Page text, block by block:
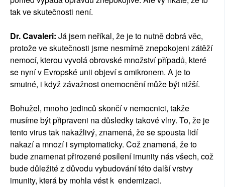
tak ve skutečnosti není.
Dr. Cavaleri: Já jsem neříkal, že je to nutně dobrá věc,
protože ve skutečnosti jsme nesmírně znepokojeni zátěží
nemocí, kterou vyvolá obrovské množství případů, které
se nyní v Evropské unii objeví s omikronem. A je to
smutné, i když závažnost onemocnění může být nižší.
Bohužel, mnoho jedinců skončí v nemocnici, takže
musíme být připraveni na důsledky takové vlny. To, že je
tento virus tak nakažlivý, znamená, že se spousta lidí
nakazí a mnozí i symptomaticky. Což znamená, že to
bude znamenat přirozené posílení imunity nás všech, což
bude důležité z důvodu vybudování této další vrstvy
imunity, která by mohla vést k endemizaci.